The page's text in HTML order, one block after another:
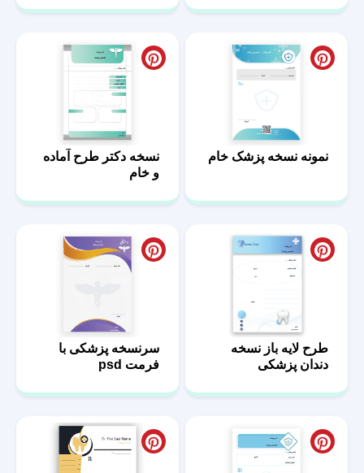
نمونه نسخه پزشک خام
نسخه دکتر طرح آماده
و خام
طرح لایه باز نسخه
دندان پزشکی
سرنسخه پزشکی با
فرمت psd